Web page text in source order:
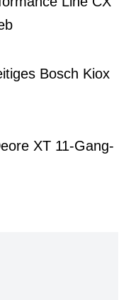
Bosch Kiox
XT 11-Gang-